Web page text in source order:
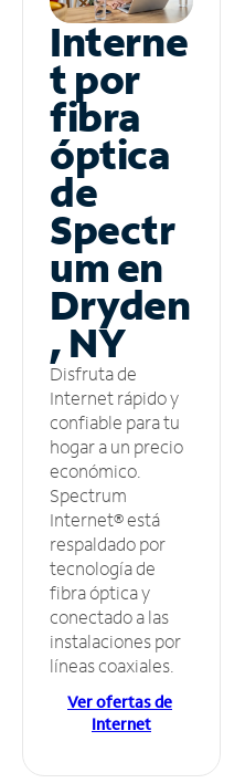
Interne
t por
fibra
óptica
de
Spectr
um en
Dryden
, NY
Disfruta de
Internet rápido y
confiable para tu
hogar a un precio
económico.
Spectrum
Internet® está
respaldado por
tecnología de
fibra óptica y
conectado a las
instalaciones por
líneas coaxiales.
Ver ofertas de
Internet